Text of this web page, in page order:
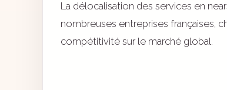
La délocalisation des services en
nombreuses entreprises françaises,
compétitivité sur le marché global.